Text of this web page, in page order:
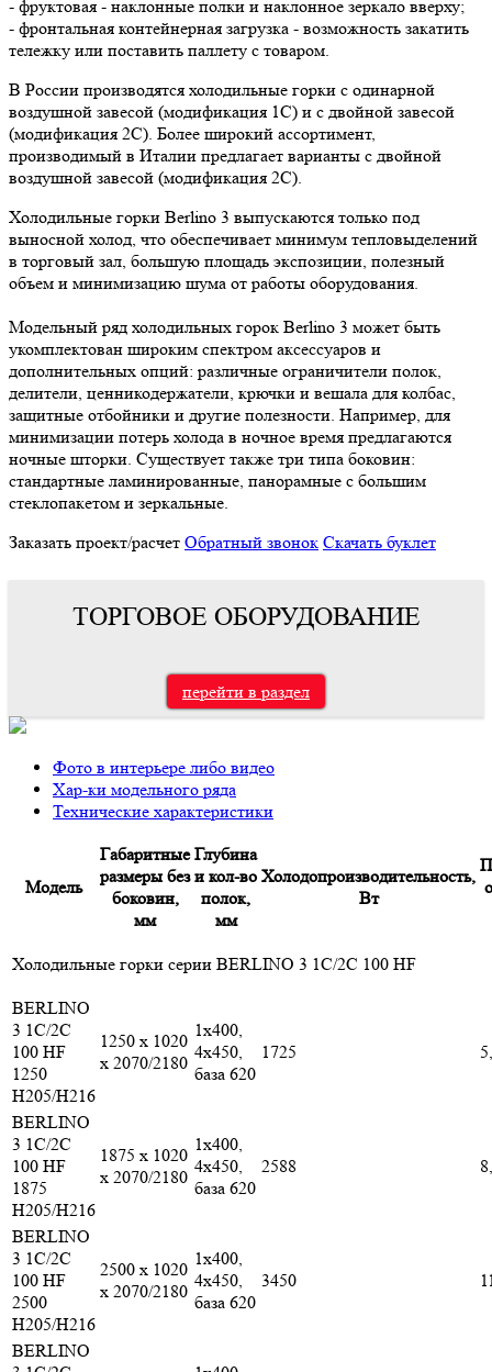
- фруктовая - наклонные полки и наклонное зеркало вверху;
- фронтальная контейнерная загрузка - возможность закатить
тележку или поставить паллету с товаром.
В России производятся холодильные горки с одинарной
воздушной завесой (модификация 1С) и с двойной завесой
(модификация 2С). Более широкий ассортимент,
производимый в Италии предлагает варианты с двойной
воздушной завесой (модификация 2С).
Холодильные горки Berlino 3 выпускаются только под
выносной холод, что обеспечивает минимум тепловыделений
в торговый зал, большую площадь экспозиции, полезный
объем и минимизацию шума от работы оборудования.
Модельный ряд холодильных горок Berlino 3 может быть
укомплектован широким спектром аксессуаров и
дополнительных опций: различные ограничители полок,
делители, ценникодержатели, крючки и вешала для колбас,
защитные отбойники и другие полезности. Например, для
минимизации потерь холода в ночное время предлагаются
ночные шторки. Существует также три типа боковин:
стандартные ламинированные, панорамные с большим
стеклопакетом и зеркальные.
Заказать проект/расчет Обратный звонок Скачать буклет
ТОРГОВОЕ ОБОРУДОВАНИЕ
перейти в раздел
Фото в интерьере либо видео
Хар-ки модельного ряда
Технические характеристики
Модель
Габаритные
размеры без
боковин,
мм
Глубина
и кол-во
полок,
мм
Холодопроизводительность,
Вт
Холодильные горки серии BERLINO 3 1С/2С 100 HF
BERLINO
3 1C/2C
100 HF
1250
H205/H216
1250 x 1020
x 2070/2180
1x400,
4x450,
база 620
1725
BERLINO
3 1C/2C
100 HF
1875
H205/H216
1875 x 1020
x 2070/2180
1x400,
4x450,
база 620
2588
BERLINO
3 1C/2C
100 HF
2500
H205/H216
2500 x 1020
x 2070/2180
1x400,
4x450,
база 620
3450
BERLINO